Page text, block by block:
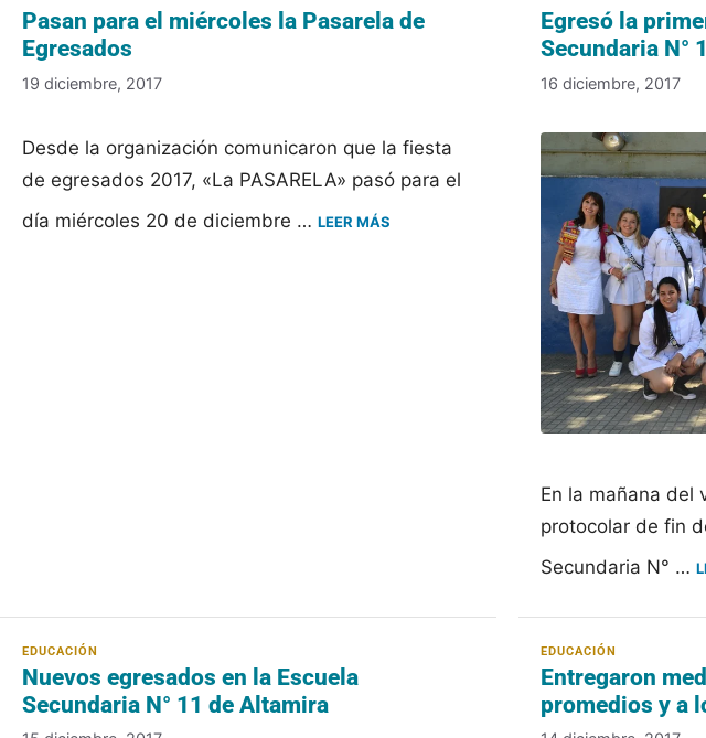
Pasan para el miércoles la Pasarela de
Egresados
19 diciembre, 2017
Desde la organización comunicaron que la fiesta
de egresados 2017, «La PASARELA» pasó para el
día miércoles 20 de diciembre … LEER MÁS
Egresó la
Secundaria N°
16 diciembre, 2017
En la mañana del
protocolar de fin
Secundaria N° …
Nuevos egresados en la Escuela
Secundaria N° 11 de Altamira
Entregaron
promedios y a